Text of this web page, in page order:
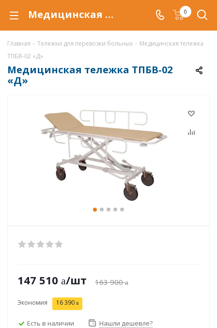
Медицинская тележка ТПБВ‑02 «Д» для перемещения больных внутри больничных помещений. 0
Главная - Тележки для перевозки больных - Медицинская тележка
ТПБВ‑02 «Д»
Медицинская тележка ТПБВ‑02
«Д»
147 510 /шт 163 900
Экономия 16 390
Есть в наличии Нашли дешевле?